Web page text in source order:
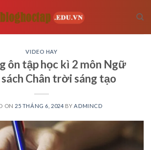
VIDEO HAY
ôn tập học kì 2 môn Ngữ
Chân trời sáng tạo
ON 25 THÁNG 6, 2024 BY ADMINCD